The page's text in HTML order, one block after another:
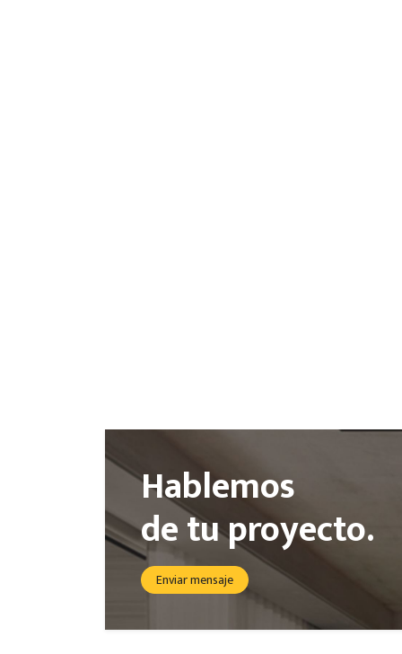
Hablemos
de tu proyecto.
Enviar mensaje